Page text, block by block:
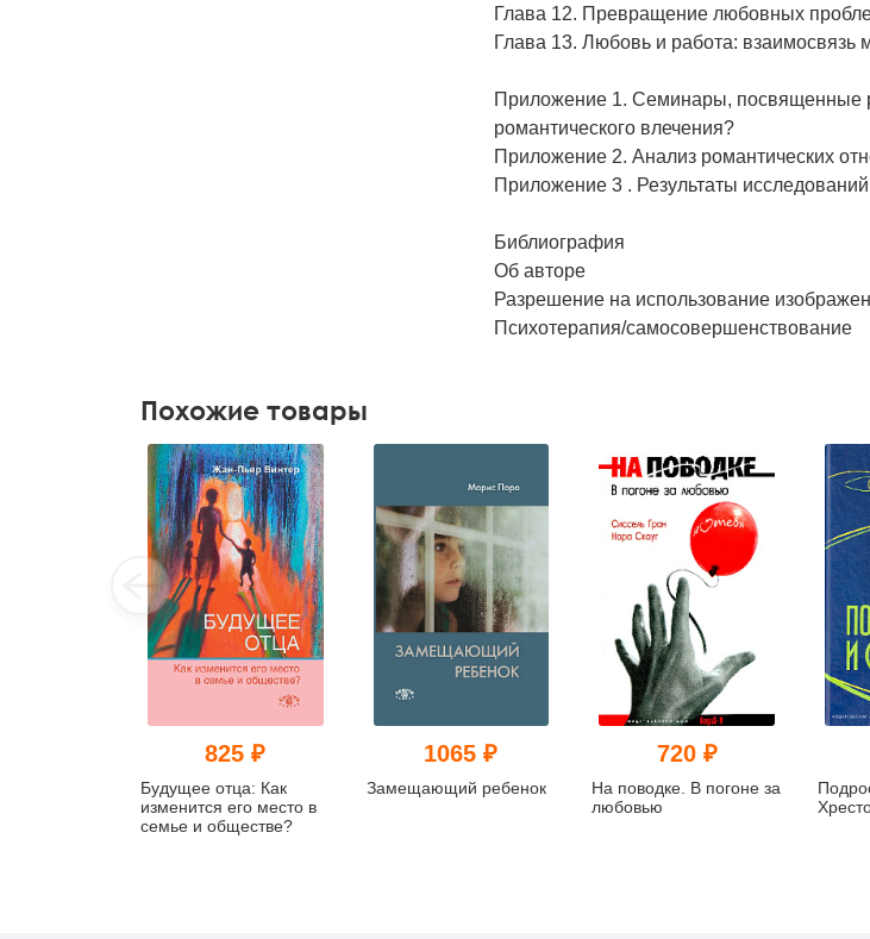
Глава 12. Превращение любовных
Глава 13. Любовь и работа:
Приложение 1. Семинары, посвященные
романтического влечения?
Приложение 2. Анализ романтических
Приложение 3 . Результаты исследований
Библиография
Об авторе
Разрешение на использование
Психотерапия/самосовершенствование
Похожие товары
825 ₽
Будущее отца: Как
изменится его место в
семье и обществе?
1065 ₽
Замещающий ребенок
720 ₽
На поводке. В погоне за
любовью